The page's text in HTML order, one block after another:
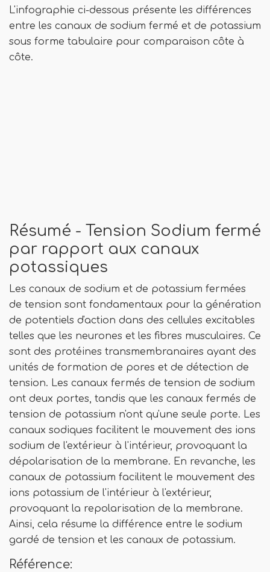
L'infographie ci-dessous présente les différences
entre les canaux de sodium fermé et de potassium
sous forme tabulaire pour comparaison côte à
côte.
Résumé - Tension Sodium fermé
par rapport aux canaux
potassiques
Les canaux de sodium et de potassium fermées
de tension sont fondamentaux pour la génération
de potentiels d'action dans des cellules excitables
telles que les neurones et les fibres musculaires. Ce
sont des protéines transmembranaires ayant des
unités de formation de pores et de détection de
tension. Les canaux fermés de tension de sodium
ont deux portes, tandis que les canaux fermés de
tension de potassium n'ont qu'une seule porte. Les
canaux sodiques facilitent le mouvement des ions
sodium de l'extérieur à l'intérieur, provoquant la
dépolarisation de la membrane. En revanche, les
canaux de potassium facilitent le mouvement des
ions potassium de l'intérieur à l'extérieur,
provoquant la repolarisation de la membrane.
Ainsi, cela résume la différence entre le sodium
gardé de tension et les canaux de potassium.
Référence: